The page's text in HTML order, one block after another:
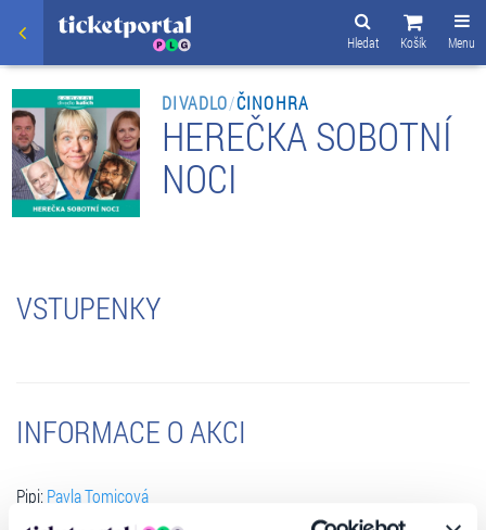
Menu
Košík
Hledat
DIVADLO/ČINOHRA
HEREČKA SOBOTNÍ
NOCI
VSTUPENKY
INFORMACE O AKCI
Pipi:Pavla Tomicová